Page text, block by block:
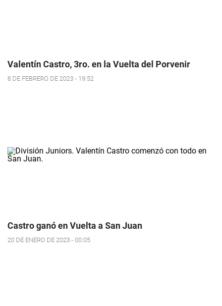
Valentín Castro, 3ro. en la Vuelta del Porvenir
8 DE FEBRERO DE 2023 - 19:52
Castro ganó en Vuelta a San Juan
20 DE ENERO DE 2023 - 00:05